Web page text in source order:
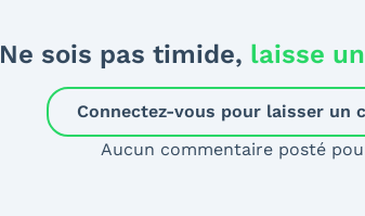
Ne sois pas timide, laisse
Connectez-vous pour laisser un
Aucun commentaire posté